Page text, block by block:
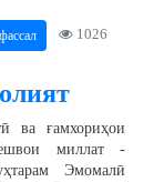
1026
ва ғамхориҳои
миллат -
Эмомалӣ